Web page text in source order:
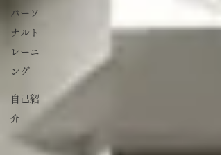
パーソ
ナルト
レーニ
ング
自己紹
介